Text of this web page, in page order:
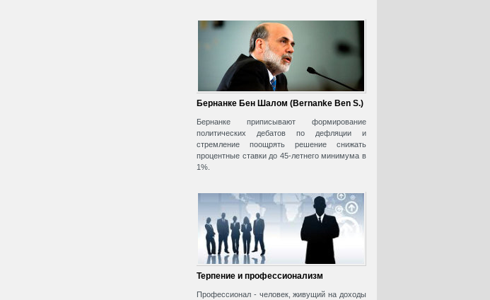
Бернанке Бен Шалом (Bernanke Ben S.)
Бернанке приписывают формирование
политических дебатов по дефляции и
стремление поощрять решение снижать
процентные ставки до 45-летнего минимума в
1%.
Терпение и профессионализм
Профессионал - человек, живущий на доходы